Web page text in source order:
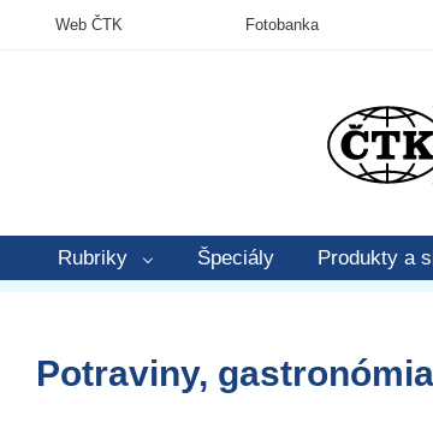
Rubriky Špeciály Produkty a
Web ČTK Fotobanka
Potraviny, gastronómia